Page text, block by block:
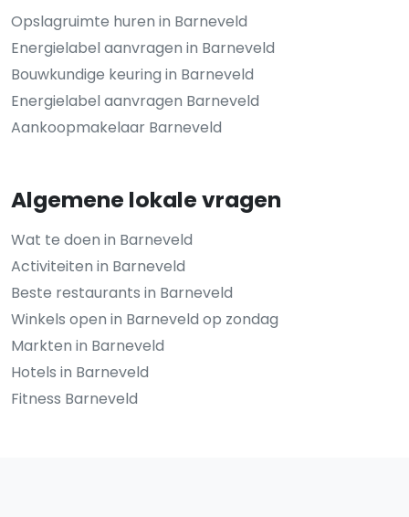
Opslagruimte huren in Barneveld
Energielabel aanvragen in Barneveld
Bouwkundige keuring in Barneveld
Energielabel aanvragen Barneveld
Aankoopmakelaar Barneveld
Algemene lokale vragen
Wat te doen in Barneveld
Activiteiten in Barneveld
Beste restaurants in Barneveld
Winkels open in Barneveld op zondag
Markten in Barneveld
Hotels in Barneveld
Fitness Barneveld